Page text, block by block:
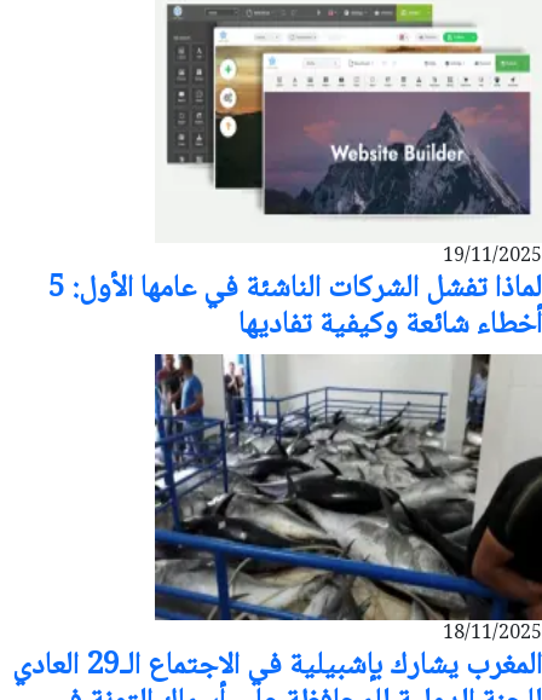
19/11/2025
لماذا تفشل الشركات الناشئة في عامها الأول: 5
أخطاء شائعة وكيفية تفاديها
18/11/2025
المغرب يشارك بإشبيلية في الاجتماع الـ29 العادي